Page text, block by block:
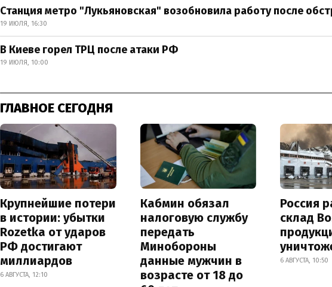
Станция метро "Лукьяновская" возобновила работу после
19 ИЮЛЯ, 16:30
В Киеве горел ТРЦ после атаки РФ
19 ИЮЛЯ, 10:00
ГЛАВНОЕ СЕГОДНЯ
Крупнейшие потери
в истории: убытки
Rozetka от ударов
РФ достигают
миллиардов
6 АВГУСТА, 12:10
Кабмин обязал
налоговую службу
передать
Минобороны
данные мужчин в
возрасте от 18 до
Россия
склад
6 АВГУСТА, 10:50